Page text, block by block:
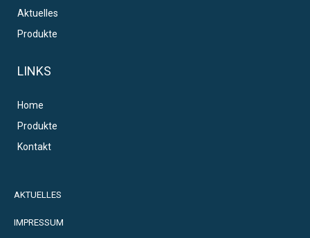
Aktuelles
Produkte
LINKS
Home
Produkte
Kontakt
AKTUELLES
IMPRESSUM